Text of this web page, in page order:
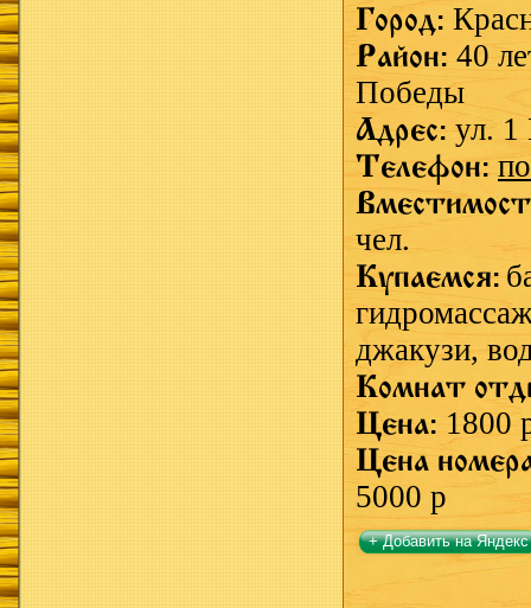
Город:
Район: 40
Победы
Адрес: ул. 1
Телефон:
чел.
Купаемся:
джакузи,
Комнат
Цена: 1800
Цена
5000 р
+ Добавить на Яндекс